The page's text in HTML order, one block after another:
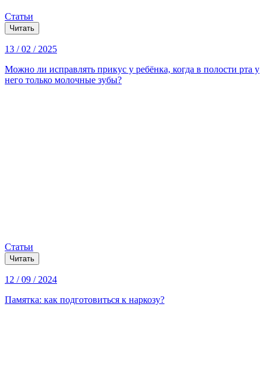
Статьи
Читать
13 / 02 / 2025
Можно ли исправлять прикус у ребёнка, когда в полости рта у
него только молочные зубы?
Статьи
Читать
12 / 09 / 2024
Памятка: как подготовиться к наркозу?